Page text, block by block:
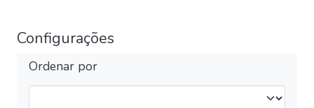
Configurações
Ordenar por